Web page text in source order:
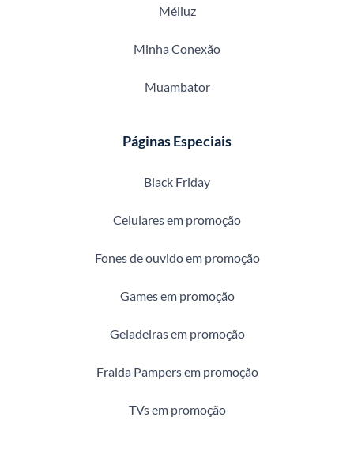
Méliuz
Minha Conexão
Muambator
Páginas Especiais
Black Friday
Celulares em promoção
Fones de ouvido em promoção
Games em promoção
Geladeiras em promoção
Fralda Pampers em promoção
TVs em promoção